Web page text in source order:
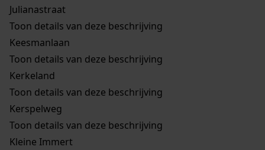
Julianastraat
Toon details van deze beschrijving
Keesmanlaan
Toon details van deze beschrijving
Kerkeland
Toon details van deze beschrijving
Kerspelweg
Toon details van deze beschrijving
Kleine Immert